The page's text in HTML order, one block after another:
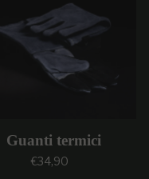
Guanti termici
Prezzo regolare
€34,90